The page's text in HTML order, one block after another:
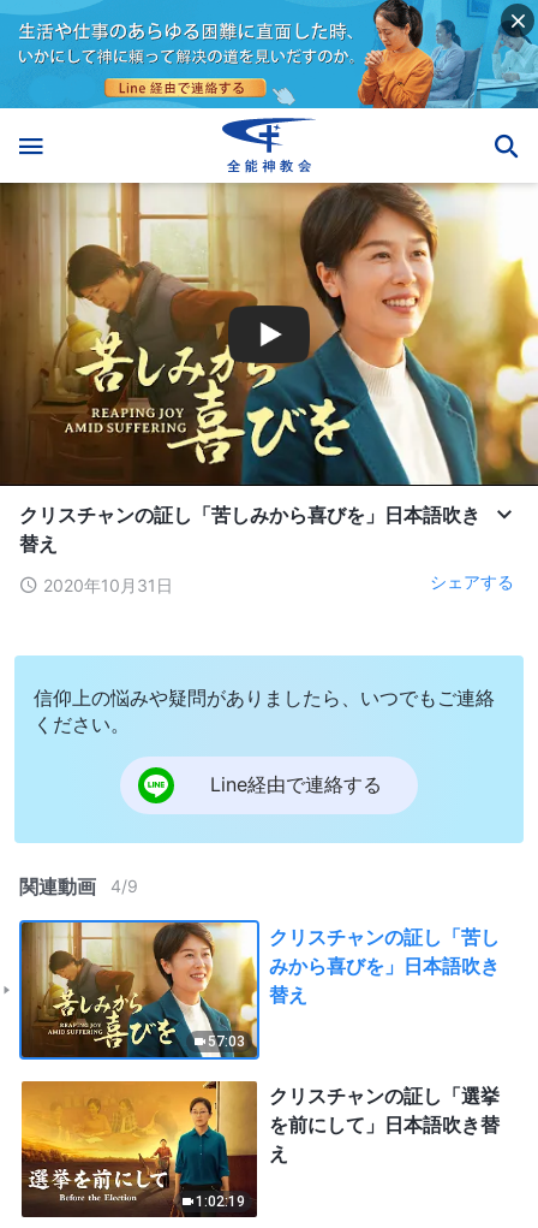
クリスチャンの証し「苦しみから喜びを」日本語吹き
替え
2020年10月31日 シェアする
信仰上の悩みや疑問がありましたら、いつでもご連絡
ください。
Line経由で連絡する
関連動画 4/9
57:03
クリスチャンの証し「苦し
みから喜びを」日本語吹き
替え
1:02:19
クリスチャンの証し「選挙
を前にして」日本語吹き替
え